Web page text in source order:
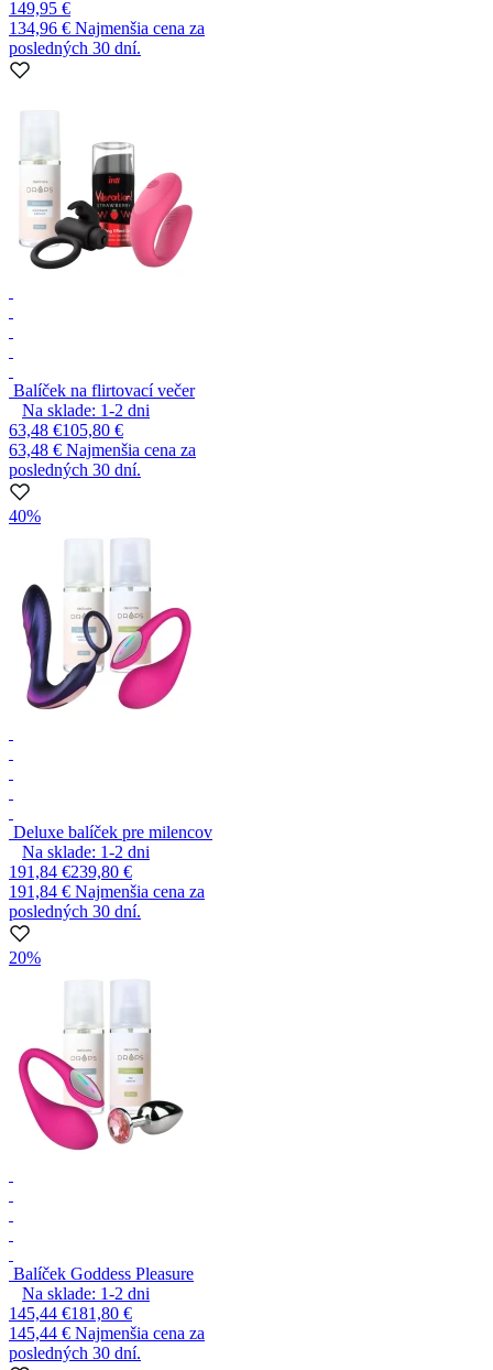
149,95 €
134,96 € Najmenšia cena za
posledných 30 dní.
Balíček na flirtovací večer
Na sklade: 1-2 dni
63,48 €105,80 €
63,48 € Najmenšia cena za
posledných 30 dní.
40%
Deluxe balíček pre milencov
Na sklade: 1-2 dni
191,84 €239,80 €
191,84 € Najmenšia cena za
posledných 30 dní.
20%
Balíček Goddess Pleasure
Na sklade: 1-2 dni
145,44 €181,80 €
145,44 € Najmenšia cena za
posledných 30 dní.